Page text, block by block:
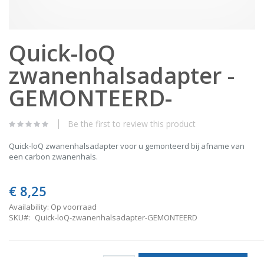
to
the
beginning
of
the
images
gallery
Quick-loQ
zwanenhalsadapter -
GEMONTEERD-
Be the first to review this product
Quick-loQ zwanenhalsadapter voor u gemonteerd bij afname van
een carbon zwanenhals.
€ 8,25
Availability: Op voorraad
SKU
Quick-loQ-zwanenhalsadapter-GEMONTEERD